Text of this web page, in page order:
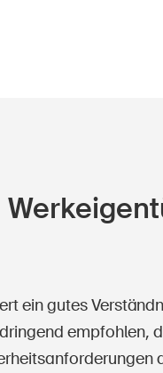
ein gutes
empfohlen,